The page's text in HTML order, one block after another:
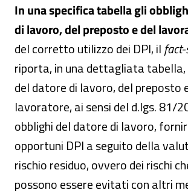
In una specifica tabella gli
di lavoro, del preposto e del
del corretto utilizzo dei DPI, il
riporta, in una dettagliata tabella,
del datore di lavoro, del preposto
lavoratore, ai sensi del d.lgs. 81/
obblighi del datore di lavoro,
opportuni DPI a seguito della
rischio residuo, ovvero dei rischi
possono essere evitati con altri